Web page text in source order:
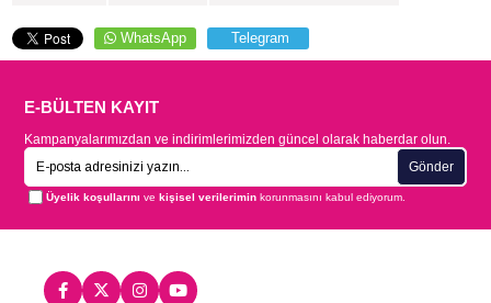
WhatsApp Telegram
E-BÜLTEN KAYIT
Kampanyalarımızdan ve indirimlerimizden güncel olarak haberdar olun.
Gönder
Üyelik koşullarını vekişisel verilerimin korunmasını kabul ediyorum.